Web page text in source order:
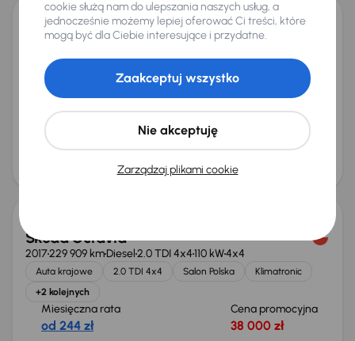
Opel Insignia
Auta krajowe 1.6 CDTI
+4 kolejnych
Miesięczna rata
od 286 zł
Cena promocyjna
Cena
Škoda Octavia
2017229 909 kmDiesel2.0 TDI 4x4110 kW4x4
Auta krajowe 2.0 TDI 4x4 Salon Polska
Klimatronic
+2 kolejnych
Miesięczna rata
od 244 zł
Cena promocyjna
38 000 zł
cookie służą nam do ulepszania naszych usług, a
jednocześnie możemy lepiej oferować Ci treści, które
mogą być dla Ciebie interesujące i przydatne.
Zarządzaj plikami cookie
Nie akceptuję
Zaakceptuj wszystko